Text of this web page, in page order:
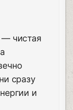
чистая
сразу
и